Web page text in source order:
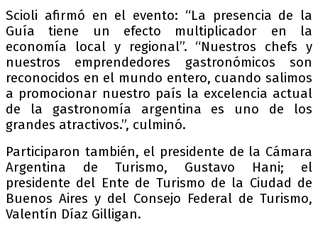
Scioli afirmó en el evento: “La presencia de la
Guía tiene un efecto multiplicador en la
economía local y regional”. “Nuestros chefs y
nuestros emprendedores gastronómicos son
reconocidos en el mundo entero, cuando salimos
a promocionar nuestro país la excelencia actual
de la gastronomía argentina es uno de los
grandes atractivos.”, culminó.
Participaron también, el presidente de la Cámara
Argentina de Turismo, Gustavo Hani; el
presidente del Ente de Turismo de la Ciudad de
Buenos Aires y del Consejo Federal de Turismo,
Valentín Díaz Gilligan.